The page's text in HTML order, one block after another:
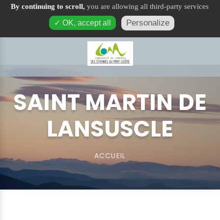
Saint Martin de Lansuscle
SAINT MARTIN DE
LANSUSCLE
ACCUEIL
By continuing to scroll, you are allowing all third-party services
✓ OK, accept all Personalize